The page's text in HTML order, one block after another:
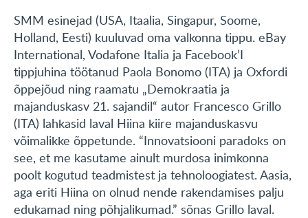
SMM esinejad (USA, Itaalia, Singapur, Soome,
Holland, Eesti) kuuluvad oma valkonna tippu. eBay
International, Vodafone Italia ja Facebook’I
tippjuhina töötanud Paola Bonomo (ITA) ja Oxfordi
õppejõud ning raamatu „Demokraatia ja
majanduskasv 21. sajandil“ autor Francesco Grillo
(ITA) lahkasid laval Hiina kiire majanduskasvu
võimalikke õppetunde. “Innovatsiooni paradoks on
see, et me kasutame ainult murdosa inimkonna
poolt kogutud teadmistest ja tehnoloogiatest. Aasia,
aga eriti Hiina on olnud nende rakendamises palju
edukamad ning põhjalikumad.” sõnas Grillo laval.